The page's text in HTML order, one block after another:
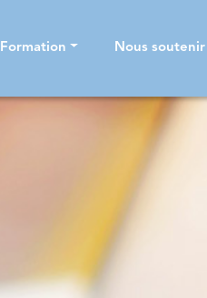
Formation Nous soutenir